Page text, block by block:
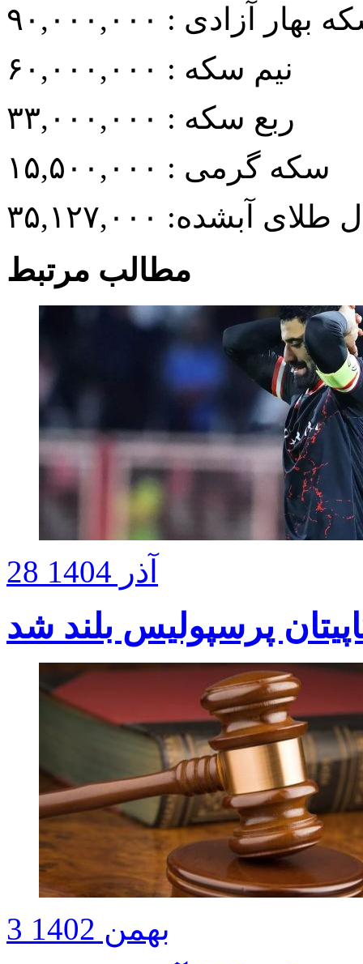
بهار آزادی : ۹۰,۰۰۰,۰۰۰
نیم سکه : ۶۰,۰۰۰,۰۰۰
ربع سکه : ۳۳,۰۰۰,۰۰۰
سکه گرمی : ۱۵,۵۰۰,۰۰۰
آبشده: ۳۵,۱۲۷,۰۰۰
مطالب مرتبط
28 آذر 1404
پرسپولیس بلند شد
3 بهمن 1402